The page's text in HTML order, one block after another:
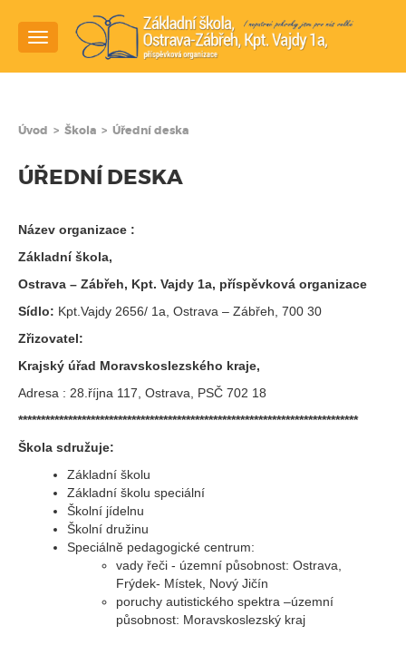
Navigace
Úvod > Škola > Úřední deska
ÚŘEDNÍ DESKA
Název organizace :
Základní škola,
Ostrava – Zábřeh, Kpt. Vajdy 1a, příspěvková organizace
Sídlo: Kpt.Vajdy 2656/ 1a, Ostrava – Zábřeh, 700 30
Zřizovatel:
Krajský úřad Moravskoslezského kraje,
Adresa : 28.října 117, Ostrava, PSČ 702 18
***************************************************************************
Škola sdružuje:
Základní školu
Základní školu speciální
Školní jídelnu
Školní družinu
Speciálně pedagogické centrum:
vady řeči - územní působnost: Ostrava,
Frýdek- Místek, Nový Jičín
poruchy autistického spektra –územní
působnost: Moravskoslezský kraj